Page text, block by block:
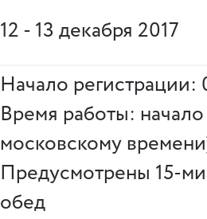
12 - 13 декабря 2017
Начало
Время работы:
московскому
Предусмотрены 15-
обед